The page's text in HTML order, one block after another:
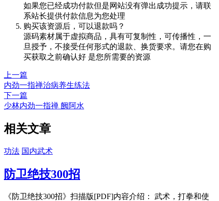
如果您已经成功付款但是网站没有弹出成功提示，请联
系站长提供付款信息为您处理
购买该资源后，可以退款吗？
源码素材属于虚拟商品，具有可复制性，可传播性，一
旦授予，不接受任何形式的退款、换货要求。请您在购
买获取之前确认好 是您所需要的资源
上一篇
内劲一指禅治病养生练法
下一篇
少林内劲一指禅 阙阿水
相关文章
功法 国内武术
防卫绝技300招
《防卫绝技300招》扫描版[PDF]内容介绍： 武术，打拳和使